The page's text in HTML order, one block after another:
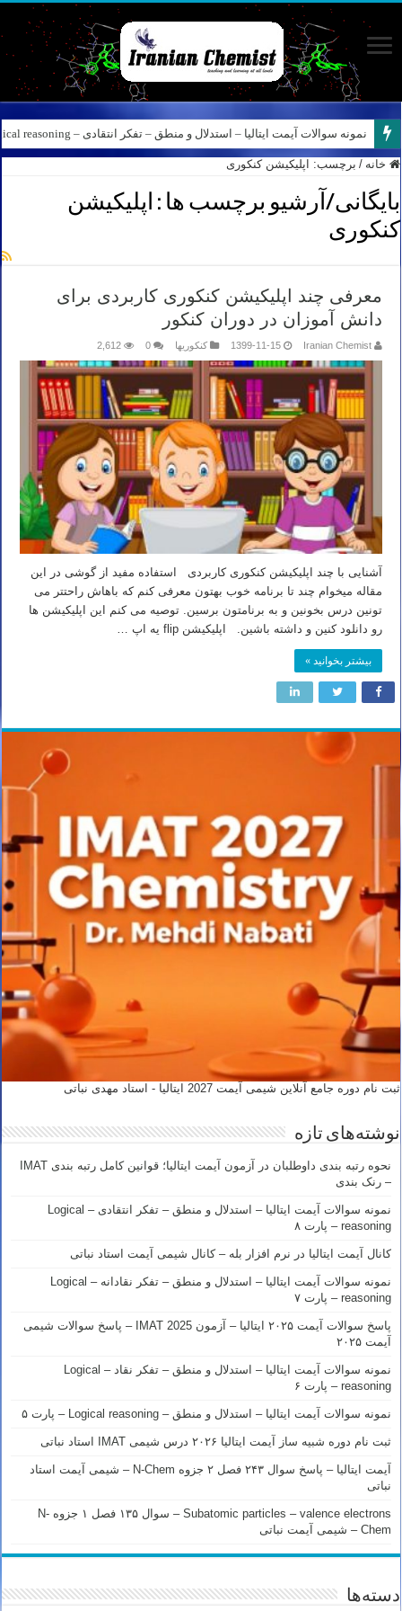
نمونه سوالات آیمت ایتالیا – استدلال و منطق – تفکر انتقادی – Logical reasoning – پارت ۸
خانه / برچسب: اپلیکیشن کنکوری
بایگانی/آرشیو برچسب ها : اپلیکیشن
کنکوری
معرفی چند اپلیکیشن کنکوری کاربردی برای
دانش آموزان در دوران کنکور
Iranian Chemist
1399-11-15 کنکوریها 0
2,612
آشنایی با چند اپلیکیشن کنکوری کاربردی استفاده مفید از گوشی در این
مقاله میخوام چند تا برنامه خوب بهتون معرفی کنم که باهاش راحتتر می
تونین درس بخونین و به برنامتون برسین. توصیه می کنم این اپلیکیشن ها
رو دانلود کنین و داشته باشین. اپلیکیشن flip یه اپ …
بیشتر بخوانید »
ثبت نام دوره جامع آنلاین شیمی آیمت 2027 ایتالیا - استاد مهدی نباتی
نوشته‌های تازه
نحوه رتبه بندی داوطلبان در آزمون آیمت ایتالیا؛ قوانین کامل رتبه بندی IMAT
– رنک بندی
نمونه سوالات آیمت ایتالیا – استدلال و منطق – تفکر انتقادی – Logical
reasoning – پارت ۸
کانال آیمت ایتالیا در نرم افزار بله – کانال شیمی آیمت استاد نباتی
نمونه سوالات آیمت ایتالیا – استدلال و منطق – تفکر نقادانه – Logical
reasoning – پارت ۷
پاسخ سوالات آیمت ۲۰۲۵ ایتالیا – آزمون IMAT 2025 – پاسخ سوالات شیمی
آیمت ۲۰۲۵
نمونه سوالات آیمت ایتالیا – استدلال و منطق – تفکر نقاد – Logical
reasoning – پارت ۶
نمونه سوالات آیمت ایتالیا – استدلال و منطق – Logical reasoning – پارت ۵
ثبت نام دوره شبیه ساز آیمت ایتالیا ۲۰۲۶ درس شیمی IMAT استاد نباتی
آیمت ایتالیا – پاسخ سوال ۲۴۳ فصل ۲ جزوه N-Chem – شیمی آیمت استاد
نباتی
Subatomic particles – valence electrons – سوال ۱۳۵ فصل ۱ جزوه N-
Chem – شیمی آیمت نباتی
دسته‌ها